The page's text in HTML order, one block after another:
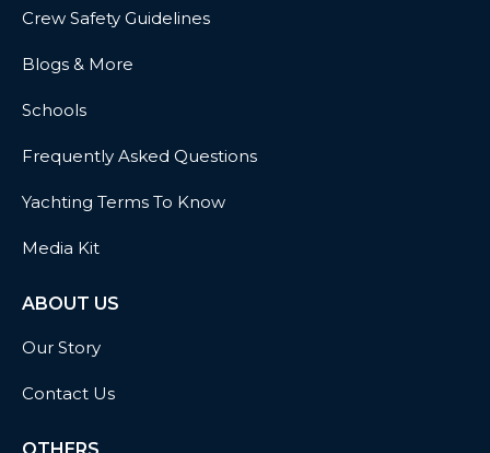
Crew Safety Guidelines
Blogs & More
Schools
Frequently Asked Questions
Yachting Terms To Know
Media Kit
ABOUT US
Our Story
Contact Us